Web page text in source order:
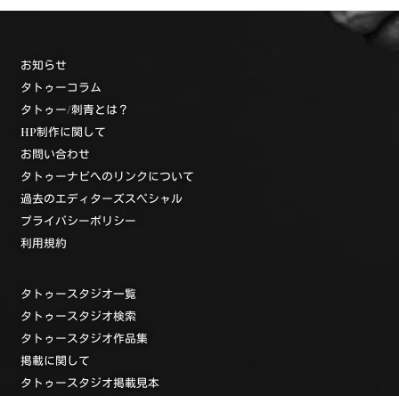
お知らせ
タトゥーコラム
タトゥー/刺青とは？
HP制作に関して
お問い合わせ
タトゥーナビへのリンクについて
過去のエディターズスペシャル
プライバシーポリシー
利用規約
タトゥースタジオ一覧
タトゥースタジオ検索
タトゥースタジオ作品集
掲載に関して
タトゥースタジオ掲載見本